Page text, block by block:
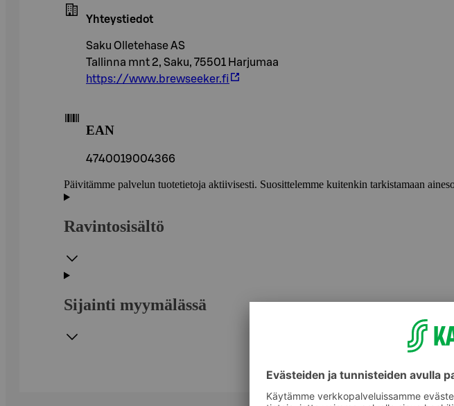
Yhteystiedot
Saku Olletehase AS
Tallinna mnt 2, Saku, 75501 Harjumaa
https://www.brewseeker.fi
EAN
4740019004366
Päivitämme palvelun tuotetietoja aktiivisesti. Suosittelemme kuitenkin tarkistamaan
Ravintosisältö
Sijainti myymälässä